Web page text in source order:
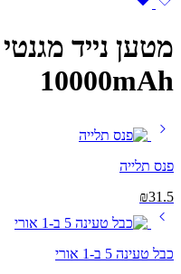
10000mAh
פנס תלייה
₪31.5
כבל טעינה 5 ב-1 אורי